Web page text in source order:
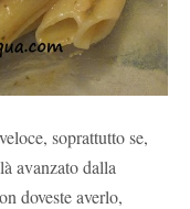
soprattutto se,
avanzato dalla
doveste averlo,